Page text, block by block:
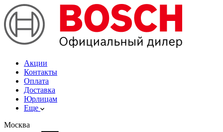
Акции
Контакты
Оплата
Доставка
Юрлицам
Еще
Москва